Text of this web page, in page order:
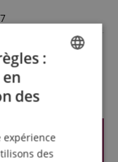
FRENCH
:
des
des